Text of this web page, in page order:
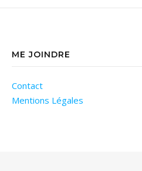
ME JOINDRE
Contact
Mentions Légales